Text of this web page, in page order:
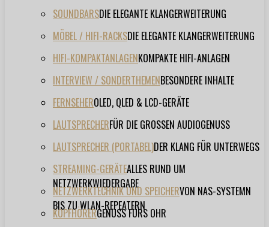
SOUNDBARSDIE ELEGANTE KLANGERWEITERUNG
MÖBEL / HIFI-RACKSDIE ELEGANTE KLANGERWEITERUNG
HIFI-KOMPAKTANLAGENKOMPAKTE HIFI-ANLAGEN
INTERVIEW / SONDERTHEMENBESONDERE INHALTE
FERNSEHEROLED, QLED & LCD-GERÄTE
LAUTSPRECHERFÜR DIE GROSSEN AUDIOGENUSS
LAUTSPRECHER (PORTABEL)DER KLANG FÜR UNTERWEGS
STREAMING-GERÄTEALLES RUND UM
NETZWERKWIEDERGABE
NETZWERKTECHNIK UND SPEICHERVON NAS-SYSTEMN
BIS ZU WLAN-REPEATERN
KOPFHÖRERGENUSS FÜRS OHR